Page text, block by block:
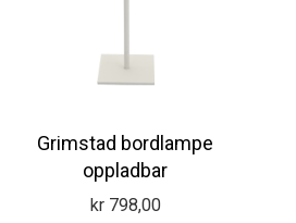
Grimstad bordlampe
oppladbar
kr798,00